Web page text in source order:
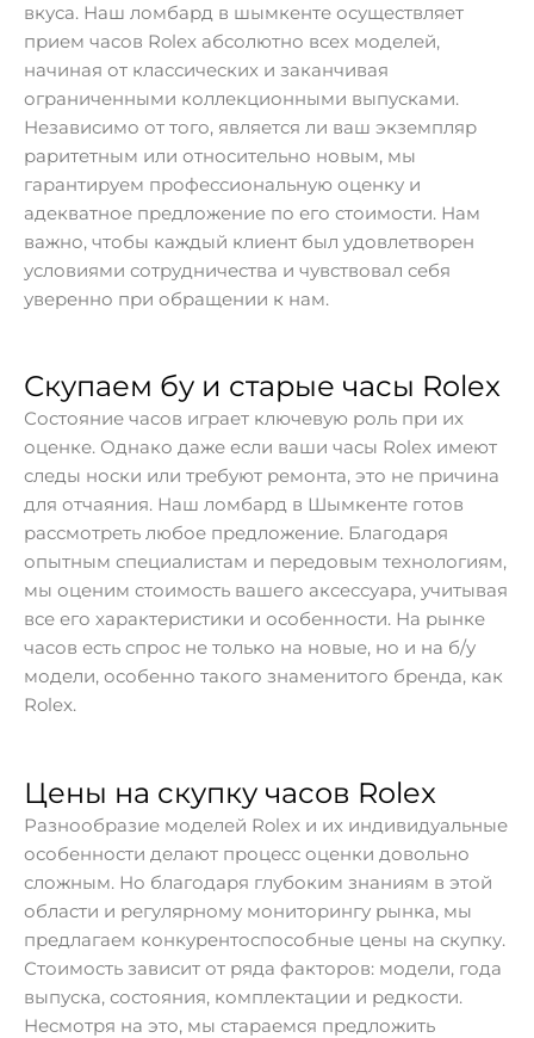
вкуса. Наш ломбард в шымкенте осуществляет
прием часов Rolex абсолютно всех моделей,
начиная от классических и заканчивая
ограниченными коллекционными выпусками.
Независимо от того, является ли ваш экземпляр
раритетным или относительно новым, мы
гарантируем профессиональную оценку и
адекватное предложение по его стоимости. Нам
важно, чтобы каждый клиент был удовлетворен
условиями сотрудничества и чувствовал себя
уверенно при обращении к нам.
Скупаем бу и старые часы Rolex
Состояние часов играет ключевую роль при их
оценке. Однако даже если ваши часы Rolex имеют
следы носки или требуют ремонта, это не причина
для отчаяния. Наш ломбард в Шымкенте готов
рассмотреть любое предложение. Благодаря
опытным специалистам и передовым технологиям,
мы оценим стоимость вашего аксессуара, учитывая
все его характеристики и особенности. На рынке
часов есть спрос не только на новые, но и на б/у
модели, особенно такого знаменитого бренда, как
Rolex.
Цены на скупку часов Rolex
Разнообразие моделей Rolex и их индивидуальные
особенности делают процесс оценки довольно
сложным. Но благодаря глубоким знаниям в этой
области и регулярному мониторингу рынка, мы
предлагаем конкурентоспособные цены на скупку.
Стоимость зависит от ряда факторов: модели, года
выпуска, состояния, комплектации и редкости.
Несмотря на это, мы стараемся предложить